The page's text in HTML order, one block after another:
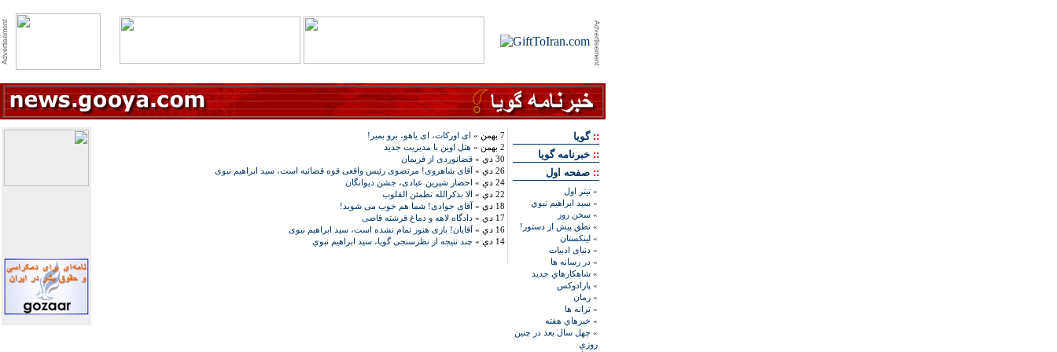
7 بهمن »
ای اورکات، ای یاهو، برو بمیر!
2 بهمن »
هتل اوین با مدیریت جدید
30 دي »
قضانوردی از فریمان
26 دي »
آقای شاهروی! مرتضوی رئیس واقعی قوه قضائیه است، سید ابراهیم نبوی
24 دي »
احضار شیرین عبادی، جشن دیوانگان
22 دي »
الا بذکرالله تطمئن القلوب
18 دي »
آقای جوادی! شما هم خوب می شوید!
17 دي »
دادگاه لاهه و دماغ فرشته قاضی
16 دي »
آقایان! بازی هنوز تمام نشده است، سید ابراهیم نبوی
14 دي »
چند نتیجه از نظرسنجی گویا، سيد ابراهيم نبوي
::گويا
:: خبرنامه گويا
:: صفحه اول
» تيتر اول
» سيد ابراهيم نبوي
» سخن روز
» نطق پيش از دستور!
» لينکستان
» دنيای ادبيات
» در رسانه ها
» شاهکارهاي جديد
» پارادوکس
» رمان
» ترانه ها
» خبرهاي هفته
» چهل سال بعد در چنين
روزي